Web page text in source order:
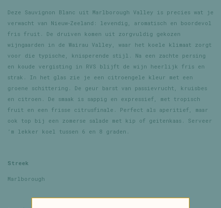
Deze Sauvignon Blanc uit Marlborough Valley is precies wat je
verwacht van Nieuw‑Zeeland: levendig, aromatisch en boordevol
fris fruit. De druiven komen uit zorgvuldig gekozen
wijngaarden in de Wairau Valley, waar het koele klimaat zorgt
voor die typische, knisperende stijl. Na een zachte persing
en koude vergisting in RVS blijft de wijn heerlijk fris en
strak. In het glas zie je een citroengele kleur met een
groene schittering. De geur barst van passievrucht, kruisbes
en citroen. De smaak is sappig en expressief, met tropisch
fruit en een frisse citrusfinale. Perfect als aperitief, maar
ook top bij een zomerse salade met kip of geitenkaas. Serveer
’m lekker koel tussen 6 en 8 graden.
Streek
Marlborough